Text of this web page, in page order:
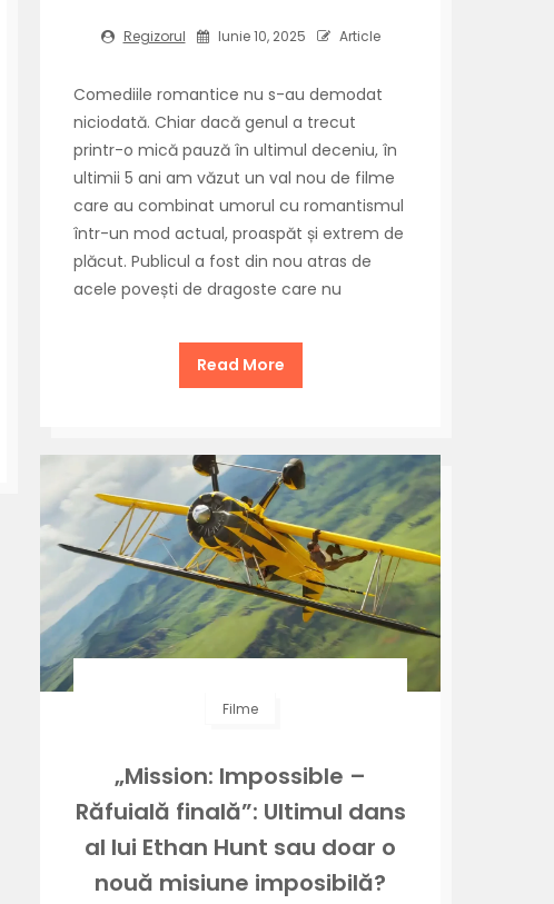
Regizorul Iunie 10, 2025 Article
Comediile romantice nu s-au demodat
niciodată. Chiar dacă genul a trecut
printr-o mică pauză în ultimul deceniu, în
ultimii 5 ani am văzut un val nou de filme
care au combinat umorul cu romantismul
într-un mod actual, proaspăt și extrem de
plăcut. Publicul a fost din nou atras de
acele povești de dragoste care nu
Read More
Filme
„Mission: Impossible –
Răfuială finală”: Ultimul dans
al lui Ethan Hunt sau doar o
nouă misiune imposibilă?